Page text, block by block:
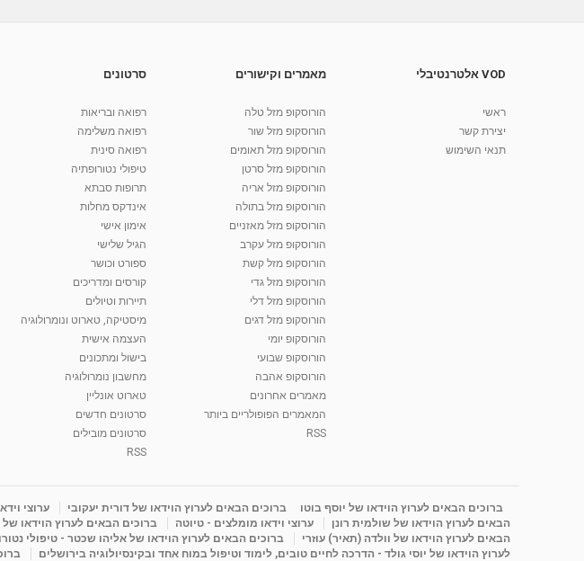
VOD אלטרנטיבלי
ראשי
יצירת קשר
תנאי השימוש
מאמרים וקישורים
הורוסקופ מזל טלה
הורוסקופ מזל שור
הורוסקופ מזל תאומים
הורוסקופ מזל סרטן
הורוסקופ מזל אריה
הורוסקופ מזל בתולה
הורוסקופ מזל מאזניים
הורוסקופ מזל עקרב
הורוסקופ מזל קשת
הורוסקופ מזל גדי
הורוסקופ מזל דלי
הורוסקופ מזל דגים
הורוסקופ יומי
הורוסקופ שבועי
הורוסקופ אהבה
מאמרים אחרונים
המאמרים הפופולריים ביותר
RSS
סרטונים
רפואה ובריאות
רפואה משלימה
רפואה סינית
טיפולי נטורופתיה
תרופות סבתא
אינדקס מחלות
אימון אישי
הגיל שלישי
ספורט וכושר
קורסים ומדריכים
תיירות וטיולים
מיסטיקה, טארוט ונומרולוגיה
העצמה אישית
בישול ומתכונים
מחשבון נומרולוגיה
טארוט אונליין
סרטונים חדשים
סרטונים מובילים
RSS
ברוכים הבאים לערוץ הוידאו של יוסף בוטו ברוכים הבאים לערוץ הוידאו של דורית יעקובי ערוצי
הבאים לערוץ הוידאו של שולמית רונן
ערוצי וידאו מומלצים - טיוטה ברוכים הבאים לערוץ הוידאו
הבאים לערוץ הוידאו של וולדה (תאיר) עוזרי
ברוכים הבאים לערוץ הוידאו של אליהו שכטר - טיפולי
לערוץ הוידאו של יוסי גולד - הדרכה לחיים טובים, לימוד וטיפול במוח אחד ובקינסיולוגיה בירושלים